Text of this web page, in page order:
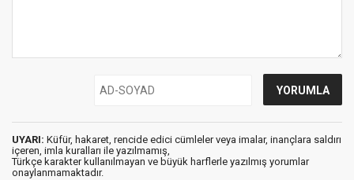
UYARI: Küfür, hakaret, rencide edici cümleler veya imalar, inançlara saldırı
içeren, imla kuralları ile yazılmamış,
Türkçe karakter kullanılmayan ve büyük harflerle yazılmış yorumlar
onaylanmamaktadır.